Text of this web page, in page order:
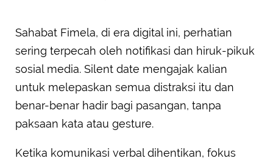
Sahabat Fimela, di era digital ini, perhatian
sering terpecah oleh notifikasi dan hiruk-pikuk
sosial media. Silent date mengajak kalian
untuk melepaskan semua distraksi itu dan
benar-benar hadir bagi pasangan, tanpa
paksaan kata atau gesture.
Ketika komunikasi verbal dihentikan, fokus